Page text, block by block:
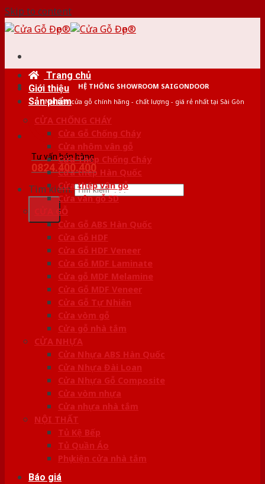
Skip to content
HỆ THỐNG SHOWROOM SAIGONDOOR
Nơi bán cửa gỗ chính hãng - chất lượng - giá rẻ nhất tại Sài Gòn
Tư vấn bán hàng
0824.400.400
Tìm kiếm:
Trang chủ
Giới thiệu
Sản phẩm
CỬA CHỐNG CHÁY
Cửa Gỗ Chống Cháy
Cửa nhôm vân gỗ
Cửa Thép Chống Cháy
Cửa thép Hàn Quốc
Cửa thép vân gỗ
Cửa vân gỗ 5D
CỬA GỖ
Cửa Gỗ ABS Hàn Quốc
Cửa Gỗ HDF
Cửa Gỗ HDF Veneer
Cửa Gỗ MDF Laminate
Cửa gỗ MDF Melamine
Cửa Gỗ MDF Veneer
Cửa Gỗ Tự Nhiên
Cửa vòm gỗ
Cửa gỗ nhà tắm
CỬA NHỰA
Cửa Nhựa ABS Hàn Quốc
Cửa Nhựa Đài Loan
Cửa Nhựa Gỗ Composite
Cửa vòm nhựa
Cửa nhựa nhà tắm
NỘI THẤT
Tủ Kệ Bếp
Tủ Quần Áo
Phụ kiện cửa nhà tắm
Báo giá